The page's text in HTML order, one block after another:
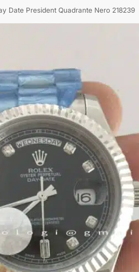
Date President Quadrante Nero 218239